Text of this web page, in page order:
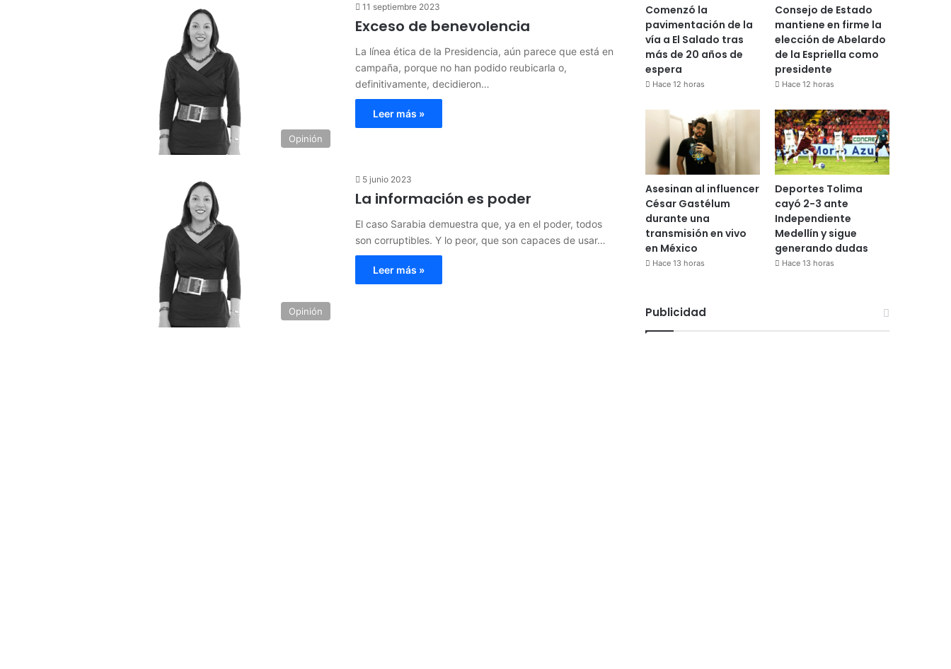
Opinión
11 septiembre 2023
Exceso de benevolencia
La línea ética de la Presidencia, aún parece que está en
campaña, porque no han podido reubicarla o,
definitivamente, decidieron…
Leer más »
Opinión
5 junio 2023
La información es poder
El caso Sarabia demuestra que, ya en el poder, todos
son corruptibles. Y lo peor, que son capaces de usar…
Leer más »
Comenzó la
pavimentación de la
vía a El Salado tras
más de 20 años de
espera
Hace 12 horas
Consejo de Estado
mantiene en firme la
elección de Abelardo
de la Espriella como
presidente
Hace 12 horas
Asesinan al influencer
César Gastélum
durante una
transmisión en vivo
en México
Hace 13 horas
Deportes Tolima
cayó 2-3 ante
Independiente
Medellín y sigue
generando dudas
Hace 13 horas
Publicidad